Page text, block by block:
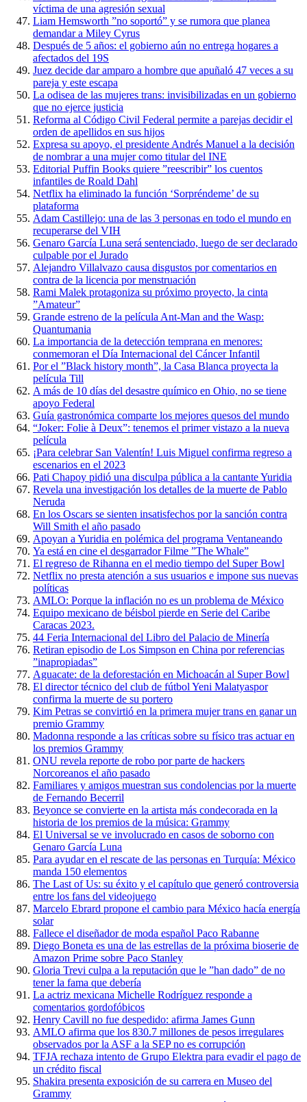
víctima de una agresión sexual
Liam Hemsworth ”no soportó” y se rumora que planea
demandar a Miley Cyrus
Después de 5 años: el gobierno aún no entrega hogares a
afectados del 19S
Juez decide dar amparo a hombre que apuñaló 47 veces a su
pareja y este escapa
La odisea de las mujeres trans: invisibilizadas en un gobierno
que no ejerce justicia
Reforma al Código Civil Federal permite a parejas decidir el
orden de apellidos en sus hijos
Expresa su apoyo, el presidente Andrés Manuel a la decisión
de nombrar a una mujer como titular del INE
Editorial Puffin Books quiere ”reescribir” los cuentos
infantiles de Roald Dahl
Netflix ha eliminado la función ‘Sorpréndeme’ de su
plataforma
Adam Castillejo: una de las 3 personas en todo el mundo en
recuperarse del VIH
Genaro García Luna será sentenciado, luego de ser declarado
culpable por el Jurado
Alejandro Villalvazo causa disgustos por comentarios en
contra de la licencia por menstruación
Rami Malek protagoniza su próximo proyecto, la cinta
”Amateur”
Grande estreno de la película Ant-Man and the Wasp:
Quantumania
La importancia de la detección temprana en menores:
conmemoran el Día Internacional del Cáncer Infantil
Por el ”Black history month”, la Casa Blanca proyecta la
película Till
A más de 10 días del desastre químico en Ohio, no se tiene
apoyo Federal
Guía gastronómica comparte los mejores quesos del mundo
“Joker: Folie à Deux”: tenemos el primer vistazo a la nueva
película
¡Para celebrar San Valentín! Luis Miguel confirma regreso a
escenarios en el 2023
Pati Chapoy pidió una disculpa pública a la cantante Yuridia
Revela una investigación los detalles de la muerte de Pablo
Neruda
En los Oscars se sienten insatisfechos por la sanción contra
Will Smith el año pasado
Apoyan a Yuridia en polémica del programa Ventaneando
Ya está en cine el desgarrador Filme ”The Whale”
El regreso de Rihanna en el medio tiempo del Super Bowl
Netflix no presta atención a sus usuarios e impone sus nuevas
políticas
AMLO: Porque la inflación no es un problema de México
Equipo mexicano de béisbol pierde en Serie del Caribe
Caracas 2023.
44 Feria Internacional del Libro del Palacio de Minería
Retiran episodio de Los Simpson en China por referencias
”inapropiadas”
Aguacate: de la deforestación en Michoacán al Super Bowl
El director técnico del club de fútbol Yeni Malatyaspor
confirma la muerte de su portero
Kim Petras se convirtió en la primera mujer trans en ganar un
premio Grammy
Madonna responde a las críticas sobre su físico tras actuar en
los premios Grammy
ONU revela reporte de robo por parte de hackers
Norcoreanos el año pasado
Familiares y amigos muestran sus condolencias por la muerte
de Fernando Becerril
Beyonce se convierte en la artista más condecorada en la
historia de los premios de la música: Grammy
El Universal se ve involucrado en casos de soborno con
Genaro García Luna
Para ayudar en el rescate de las personas en Turquía: México
manda 150 elementos
The Last of Us: su éxito y el capítulo que generó controversia
entre los fans del videojuego
Marcelo Ebrard propone el cambio para México hacía energía
solar
Fallece el diseñador de moda español Paco Rabanne
Diego Boneta es una de las estrellas de la próxima bioserie de
Amazon Prime sobre Paco Stanley
Gloria Trevi culpa a la reputación que le ”han dado” de no
tener la fama que debería
La actriz mexicana Michelle Rodríguez responde a
comentarios gordofóbicos
Henry Cavill no fue despedido: afirma James Gunn
AMLO afirma que los 830.7 millones de pesos irregulares
observados por la ASF a la SEP no es corrupción
TFJA rechaza intento de Grupo Elektra para evadir el pago de
un crédito fiscal
Shakira presenta exposición de su carrera en Museo del
Grammy